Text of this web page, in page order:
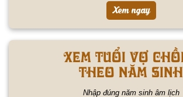
Xem tuổi vợ
theo năm sinh
Nhập đúng năm sinh âm lịch